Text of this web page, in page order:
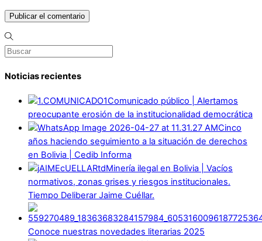
Noticias recientes
Comunicado público | Alertamos
preocupante erosión de la institucionalidad democrática
Cinco
años haciendo seguimiento a la situación de derechos
en Bolivia | Cedib Informa
Minería ilegal en Bolivia | Vacíos
normativos, zonas grises y riesgos institucionales.
Tiempo Deliberar Jaime Cuéllar.
Conoce nuestras novedades literarias 2025